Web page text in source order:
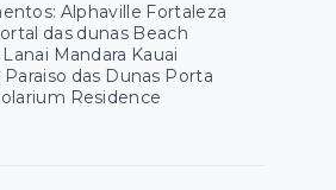
Alphaville Fortaleza
das dunas Beach
Mandara Kauai
das Dunas Porta
Residence